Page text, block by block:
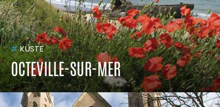
#KÜSTE
OCTEVILLE-SUR-MER